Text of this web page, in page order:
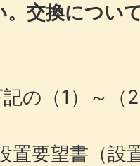
交換につい
の（1）～（
置要望書（